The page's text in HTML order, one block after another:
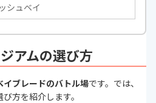
シュベイ
アムの選び方
イブレードのバトル場です。では、
方を紹介します。